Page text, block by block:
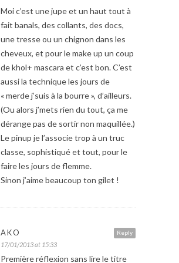
Moi c’est une jupe et un haut tout à
fait banals, des collants, des docs,
une tresse ou un chignon dans les
cheveux, et pour le make up un coup
de khol+ mascara et c’est bon. C’est
aussi la technique les jours de
« merde j’suis à la bourre », d’ailleurs.
(Ou alors j’mets rien du tout, ça me
dérange pas de sortir non maquillée.)
Le pinup je l’associe trop à un truc
classe, sophistiqué et tout, pour le
faire les jours de flemme.
Sinon j’aime beaucoup ton gilet !
Reply
AKO
17/01/2013 at 15:33
Première réflexion sans lire le titre